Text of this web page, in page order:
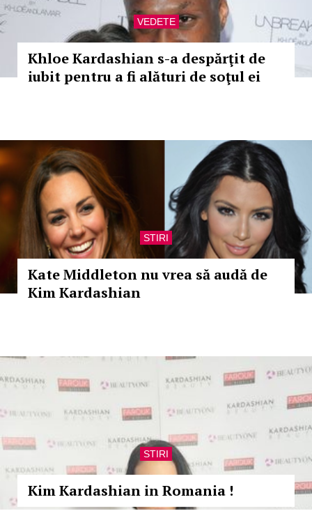
VEDETE
Khloe Kardashian s-a despărţit de
iubit pentru a fi alături de soţul ei
STIRI
Kate Middleton nu vrea să audă de
Kim Kardashian
STIRI
Kim Kardashian in Romania !